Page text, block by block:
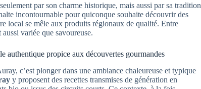
par son charme historique, mais aussi par sa tradition
incontournable pour quiconque souhaite découvrir des
local se mêle aux produits régionaux de qualité. Entre
variée que savoureuse.
authentique propice aux découvertes gourmandes
c’est plonger dans une ambiance chaleureuse et typique
y proposent des recettes transmises de génération en